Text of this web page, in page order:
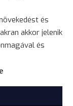
és
akkor jelenik
és